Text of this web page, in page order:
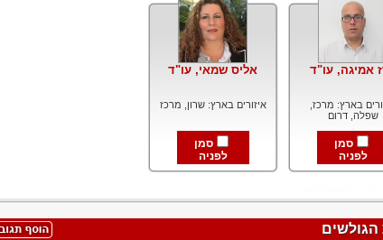
אמיגה, עו"ד
בארץ: מרכז,
שפלה, דרום
סמן
לפניה
אליס שמאי, עו"ד
איזורים בארץ: שרון, מרכז
סמן
לפניה
הגולשים